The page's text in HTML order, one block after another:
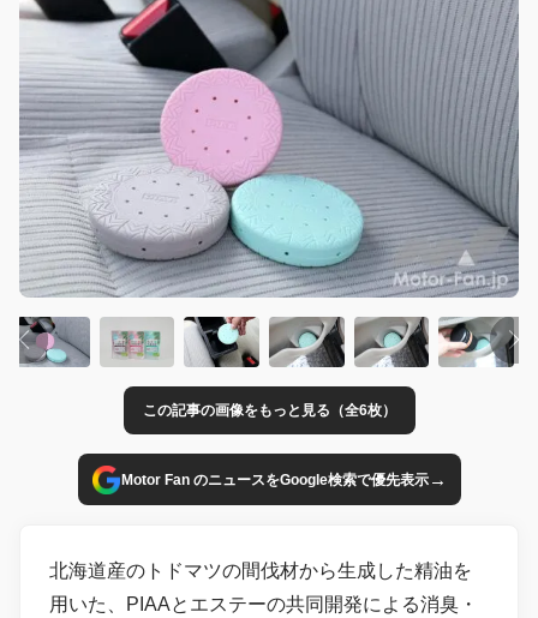
この記事の画像をもっと見る（全6枚）
Motor Fan のニュースをGoogle検索で優先表示→
北海道産のトドマツの間伐材から生成した精油を
用いた、PIAAとエステーの共同開発による消臭・